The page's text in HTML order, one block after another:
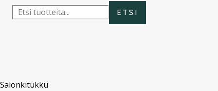
ETSI
Salonkitukku